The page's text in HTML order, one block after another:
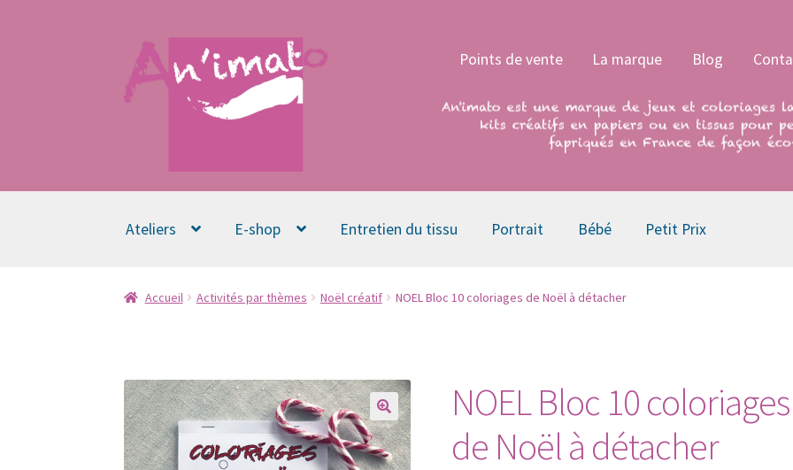
Aller
la
Aller
au
contenu
Points de vente La marque Blog
Ateliers E-shop Entretien du tissu Portrait Bébé Petit Prix
Accueil Activités par thèmes Noël créatif NOEL Bloc 10 coloriages de Noël à détacher
NOEL Bloc 10 coloriages
de Noël à détacher